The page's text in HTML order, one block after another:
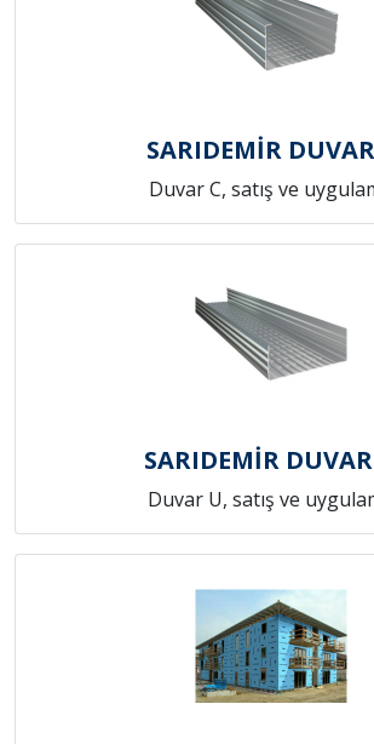
SARIDEMİR
Duvar C, satış ve
SARIDEMİR
Duvar U, satış ve